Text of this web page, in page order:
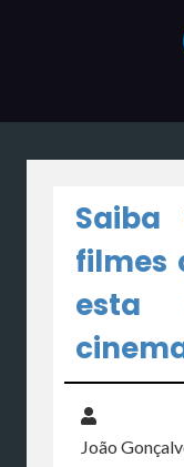
filmes
esta
João